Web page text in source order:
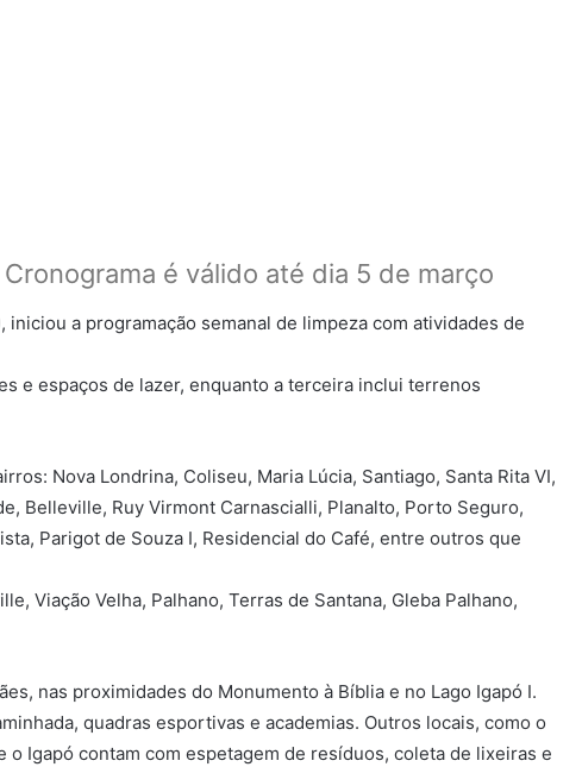
é válido até dia 5 de março
a programação semanal de limpeza com atividades de
e espaços de lazer, enquanto a terceira inclui terrenos
Nova Londrina, Coliseu, Maria Lúcia, Santiago, Santa Rita VI,
Belleville, Ruy Virmont Carnascialli, Planalto, Porto Seguro,
Parigot de Souza I, Residencial do Café, entre outros que
Viação Velha, Palhano, Terras de Santana, Gleba Palhano,
nas proximidades do Monumento à Bíblia e no Lago Igapó I.
quadras esportivas e academias. Outros locais, como o
Igapó contam com espetagem de resíduos, coleta de lixeiras e